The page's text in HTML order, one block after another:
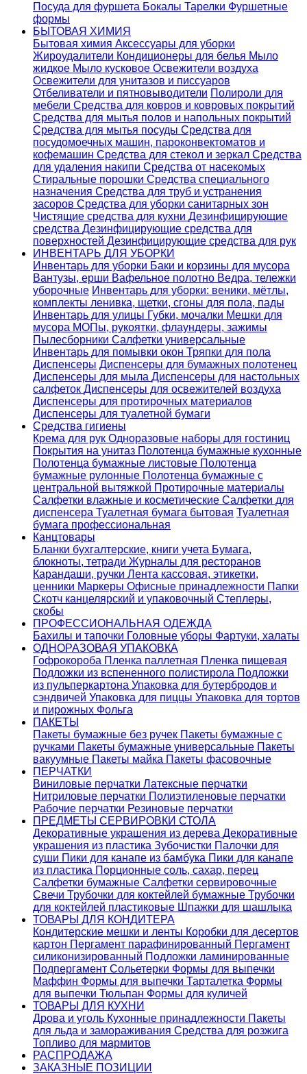
Посуда для фуршета Бокалы Тарелки Фуршетные
формы
БЫТОВАЯ ХИМИЯ
Бытовая химия Аксессуары для уборки
Жироудалители Кондиционеры для белья Мыло
жидкое Мыло кусковое Освежители воздуха
Освежители для унитазов и писсуаров
Отбеливатели и пятновыводители Полироли для
мебели Средства для ковров и ковровых покрытий
Средства для мытья полов и напольных покрытий
Средства для мытья посуды Средства для
посудомоечных машин, пароконвектоматов и
кофемашин Средства для стекол и зеркал Средства
для удаления накипи Средства от насекомых
Стиральные порошки Cредства специального
назначения Средства для труб и устранения
засоров Средства для уборки санитарных зон
Чистящие средства для кухни Дезинфицирующие
средства Дезинфицирующие средства для
поверхностей Дезинфицирующие средства для рук
ИНВЕНТАРЬ ДЛЯ УБОРКИ
Инвентарь для уборки Баки и корзины для мусора
Вантузы, ерши Вафельное полотно Ведра, тележки
уборочные Инвентарь для уборки: веники, мётлы,
комплекты ленивка, щетки, сгоны для пола, пады
Инвентарь для улицы Губки, мочалки Мешки для
мусора МОПы, рукоятки, флаундеры, зажимы
Пылесборники Салфетки универсальные
Инвентарь для помывки окон Тряпки для пола
Диспенсеры Диспенсеры для бумажных полотенец
Диспенсеры для мыла Диспенсеры для настольных
салфеток Диспенсеры для освежителей воздуха
Диспенсеры для протирочных материалов
Диспенсеры для туалетной бумаги
Средства гигиены
Крема для рук Одноразовые наборы для гостиниц
Покрытия на унитаз Полотенца бумажные кухонные
Полотенца бумажные листовые Полотенца
бумажные рулонные Полотенца бумажные с
центральной вытяжкой Протирочные материалы
Салфетки влажные и косметические Салфетки для
диспенсера Туалетная бумага бытовая Туалетная
бумага профессиональная
Канцтовары
Бланки бухгалтерские, книги учета Бумага,
блокноты, тетради Журналы для ресторанов
Карандаши, ручки Лента кассовая, этикетки,
ценники Маркеры Офисные принадлежности Папки
Скотч канцелярский и упаковочный Степлеры,
скобы
ПРОФЕССИОНАЛЬНАЯ ОДЕЖДА
Бахилы и тапочки Головные уборы Фартуки, халаты
ОДНОРАЗОВАЯ УПАКОВКА
Гофрокороба Пленка паллетная Пленка пищевая
Подложки из вспененного полистирола Подложки
из пульперкартона Упаковка для бутербродов и
сэндвичей Упаковка для пиццы Упаковка для тортов
и пирожных Фольга
ПАКЕТЫ
Пакеты бумажные без ручек Пакеты бумажные с
ручками Пакеты бумажные универсальные Пакеты
вакуумные Пакеты майка Пакеты фасовочные
ПЕРЧАТКИ
Виниловые перчатки Латексные перчатки
Нитриловые перчатки Полиэтиленовые перчатки
Рабочие перчатки Резиновые перчатки
ПРЕДМЕТЫ СЕРВИРОВКИ СТОЛА
Декоративные украшения из дерева Декоративные
украшения из пластика Зубочистки Палочки для
суши Пики для канапе из бамбука Пики для канапе
из пластика Порционные соль, сахар, перец
Салфетки бумажные Салфетки сервировочные
Свечи Трубочки для коктейлей бумажные Трубочки
для коктейлей пластиковые Шпажки для шашлыка
ТОВАРЫ ДЛЯ КОНДИТЕРА
Кондитерские мешки и ленты Коробки для десертов
картон Пергамент парафинированный Пергамент
силиконизированный Подложки ламинированные
Подпергамент Сольетерки Формы для выпечки
Маффин Формы для выпечки Тарталетка Формы
для выпечки Тюльпан Формы для куличей
ТОВАРЫ ДЛЯ КУХНИ
Дрова и уголь Кухонные принадлежности Пакеты
для льда и замораживания Средства для розжига
Топливо для мармитов
РАСПРОДАЖА
ЗАКАЗНЫЕ ПОЗИЦИИ